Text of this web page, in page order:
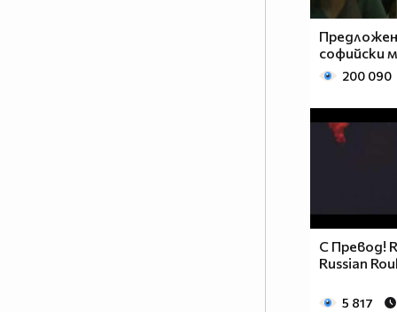
софийски
200 090
С Превод!
Russian
5 817